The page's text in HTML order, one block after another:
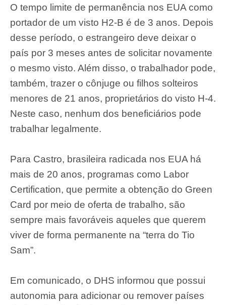
O tempo limite de permanência nos EUA como
portador de um visto H2-B é de 3 anos. Depois
desse período, o estrangeiro deve deixar o
país por 3 meses antes de solicitar novamente
o mesmo visto. Além disso, o trabalhador pode,
também, trazer o cônjuge ou filhos solteiros
menores de 21 anos, proprietários do visto H-4.
Neste caso, nenhum dos beneficiários pode
trabalhar legalmente.
Para Castro, brasileira radicada nos EUA há
mais de 20 anos, programas como Labor
Certification, que permite a obtenção do Green
Card por meio de oferta de trabalho, são
sempre mais favoráveis aqueles que querem
viver de forma permanente na “terra do Tio
Sam”.
Em comunicado, o DHS informou que possui
autonomia para adicionar ou remover países